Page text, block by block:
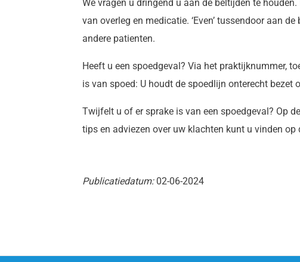
We vragen u dringend u aan de beltijden te
van overleg en medicatie. ‘Even’ tussendoor aan
andere patienten.
Heeft u een spoedgeval? Via het praktijknummer,
is van spoed: U houdt de spoedlijn onterecht
Twijfelt u of er sprake is van een spoedgeval? Op
tips en adviezen over uw klachten kunt u vinden op
Publicatiedatum: 02-06-2024